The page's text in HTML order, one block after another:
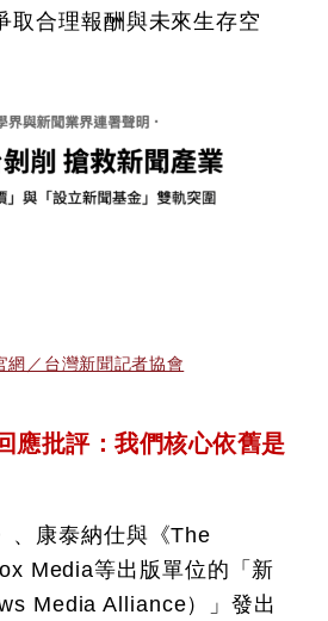
取合理報酬與未來生存空
網／台灣新聞記者協會
應批評：我們核心依舊是
、康泰納仕與《The
Media等出版單位的「新
Media Alliance）」發出